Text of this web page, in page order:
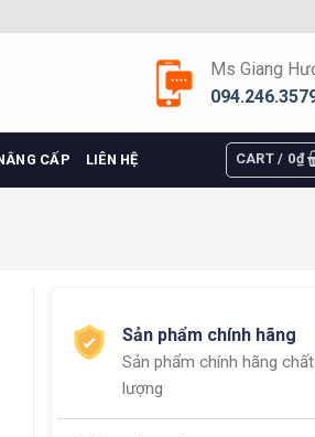
Ms Giang
CẤP LIÊN HỆ CART / 0₫
Sản phẩm chính hãng
Sản phẩm chính hãng chất
lượng